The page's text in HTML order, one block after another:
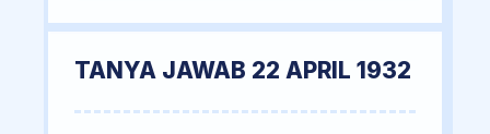
TANYA JAWAB 22 APRIL 1932